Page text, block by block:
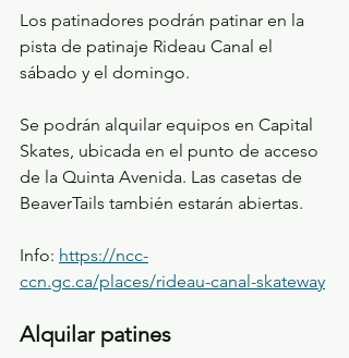
Los patinadores podrán patinar en la
pista de patinaje Rideau Canal el
sábado y el domingo.
Se podrán alquilar equipos en Capital
Skates, ubicada en el punto de acceso
de la Quinta Avenida. Las casetas de
BeaverTails también estarán abiertas.
Info: https://ncc-
ccn.gc.ca/places/rideau-canal-skateway
Alquilar patines